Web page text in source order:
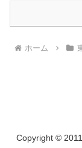
ホーム
Copyright ©